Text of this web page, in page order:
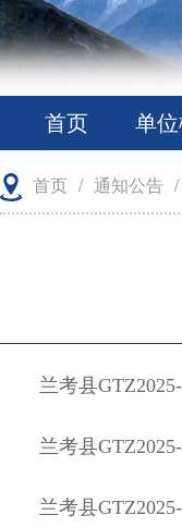
首页 单
首页 / 通知公告 /
兰考县
兰考县
兰考县